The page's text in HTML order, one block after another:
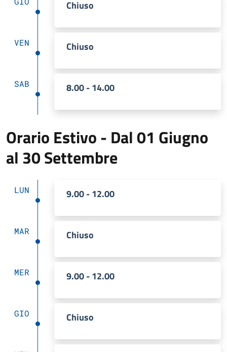
Chiuso
VEN Chiuso
SAB 8.00 - 14.00
Orario Estivo - Dal 01 Giugno
al 30 Settembre
LUN 9.00 - 12.00
MAR Chiuso
MER 9.00 - 12.00
GIO Chiuso